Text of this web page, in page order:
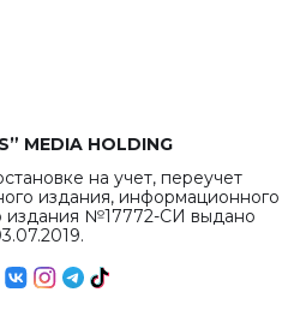
MEDIA HOLDING
на учет, переучет
издания, информационного
издания №17772-СИ выдано